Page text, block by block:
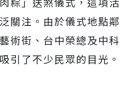
關注。由於儀式地點鄰
術街、台中榮總及中科
引了不少民眾的目光。